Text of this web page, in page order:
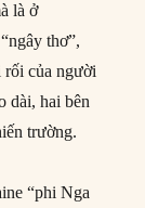
là ở
thơ”,
rối của người
dài, hai bên
trường.
“phi Nga